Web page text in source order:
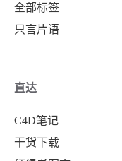
全部标签
只言片语
直达
C4D笔记
干货下载